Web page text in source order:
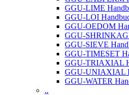
GGU-LIME
GGU-LOI
GGU-OEDOM
GGU-
GGU-SIEVE
GGU-TIMESET
GGU-TRIAXIAL
GGU-UNIAXIAL
GGU-WATER
..